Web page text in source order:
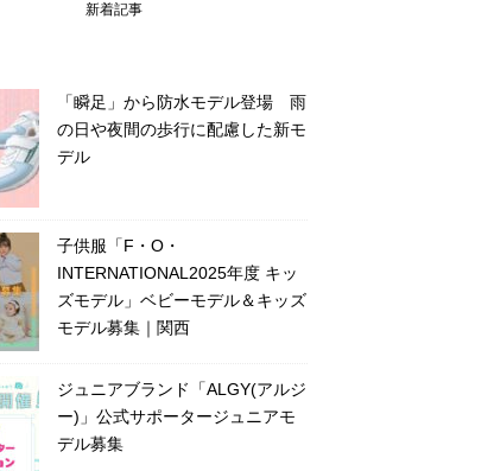
新着記事
「瞬足」から防水モデル登場 雨
の日や夜間の歩行に配慮した新モ
デル
子供服「F・O・
INTERNATIONAL2025年度 キッ
ズモデル」ベビーモデル＆キッズ
モデル募集｜関西
ジュニアブランド「ALGY(アルジ
ー)」公式サポータージュニアモ
デル募集